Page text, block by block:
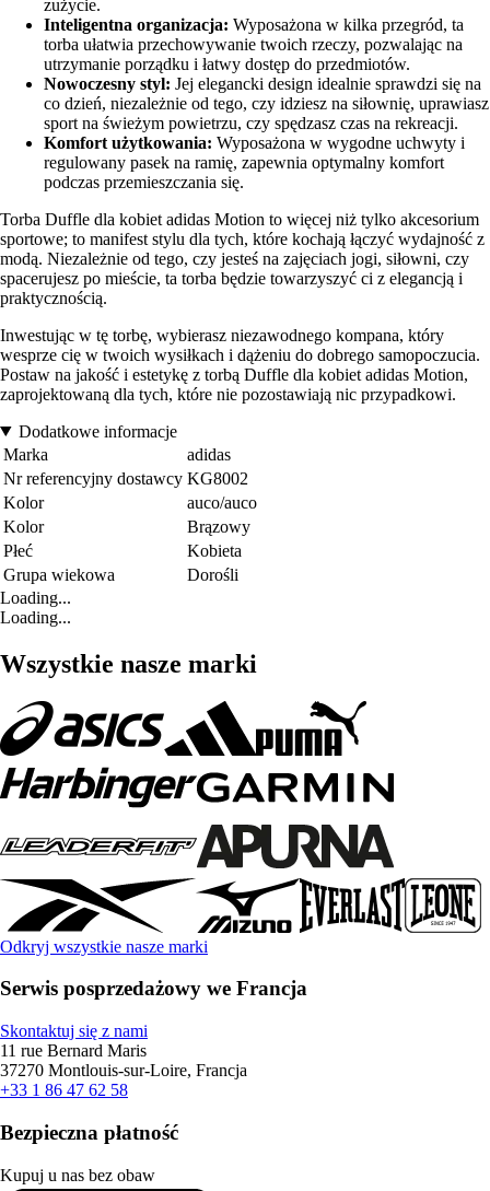
zużycie.
Inteligentna organizacja: Wyposażona w kilka przegród, ta
torba ułatwia przechowywanie twoich rzeczy, pozwalając na
utrzymanie porządku i łatwy dostęp do przedmiotów.
Nowoczesny styl: Jej elegancki design idealnie sprawdzi się na
co dzień, niezależnie od tego, czy idziesz na siłownię, uprawiasz
sport na świeżym powietrzu, czy spędzasz czas na rekreacji.
Komfort użytkowania: Wyposażona w wygodne uchwyty i
regulowany pasek na ramię, zapewnia optymalny komfort
podczas przemieszczania się.
Torba Duffle dla kobiet adidas Motion to więcej niż tylko akcesorium
sportowe; to manifest stylu dla tych, które kochają łączyć wydajność z
modą. Niezależnie od tego, czy jesteś na zajęciach jogi, siłowni, czy
spacerujesz po mieście, ta torba będzie towarzyszyć ci z elegancją i
praktycznością.
Inwestując w tę torbę, wybierasz niezawodnego kompana, który
wesprze cię w twoich wysiłkach i dążeniu do dobrego samopoczucia.
Postaw na jakość i estetykę z torbą Duffle dla kobiet adidas Motion,
zaprojektowaną dla tych, które nie pozostawiają nic przypadkowi.
Dodatkowe informacje
Marka
adidas
Nr referencyjny dostawcy KG8002
Kolor
auco/auco
Kolor
Brązowy
Płeć
Kobieta
Grupa wiekowa
Dorośli
Loading...
Loading...
Wszystkie nasze marki
Odkryj wszystkie nasze marki
Serwis posprzedażowy we Francja
Skontaktuj się z nami
11 rue Bernard Maris
37270 Montlouis-sur-Loire, Francja
+33 1 86 47 62 58
Bezpieczna płatność
Kupuj u nas bez obaw